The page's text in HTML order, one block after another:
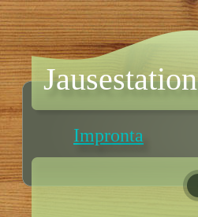
Impronta
Jausestation